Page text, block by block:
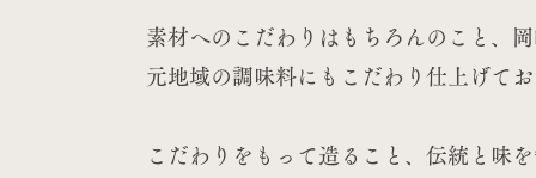
素材へのこだわりはもちろんのこと、
元地域の調味料にもこだわり仕上げて
こだわりをもって造ること、伝統と味